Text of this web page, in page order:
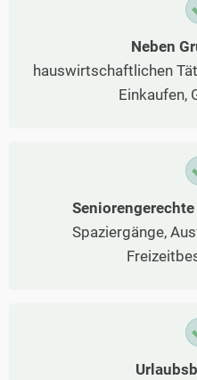
Neben
hauswirtschaftlichen
Einkaufen,
Spaziergänge,